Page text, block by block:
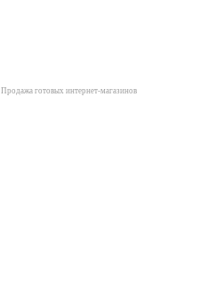
Продажа готовых интернет-магазинов